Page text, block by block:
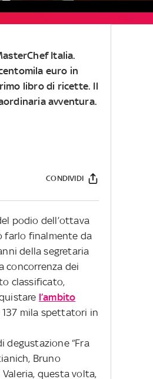
Italia.
euro in
libro di ricette. Il
avventura.
CONDIVIDI
podio dell’ottava
farlo finalmente da
della segretaria
concorrenza dei
classificato,
l’ambito
mila spettatori in
degustazione “Fra
Bruno
questa volta,